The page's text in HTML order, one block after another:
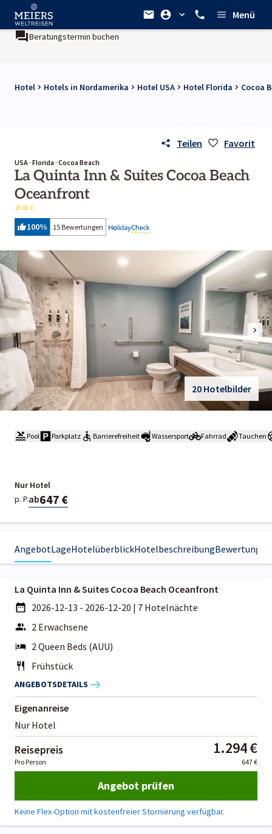
Menü
Beratungstermin buchen
Hotel Hotels in Nordamerika Hotel USA Hotel Florida Cocoa
Teilen Favorit
USA · Florida · Cocoa Beach
La Quinta Inn & Suites Cocoa Beach
Oceanfront
100% 15 Bewertungen
20 Hotelbilder
Pool Parkplatz Barrierefreiheit Wassersport Fahrrad Tauchen
Nur Hotel
p. P.ab647 €
AngebotLageHotelüberblickHotelbeschreibungBewertungen
La Quinta Inn & Suites Cocoa Beach Oceanfront
2026-12-13 - 2026-12-20 | 7 Hotelnächte
2 Erwachsene
2 Queen Beds (AUU)
Frühstück
ANGEBOTSDETAILS
Eigenanreise
Nur Hotel
Reisepreis 1.294 €
Pro Person 647 €
Angebot prüfen
Keine Flex-Option mit kostenfreier Stornierung verfügbar.